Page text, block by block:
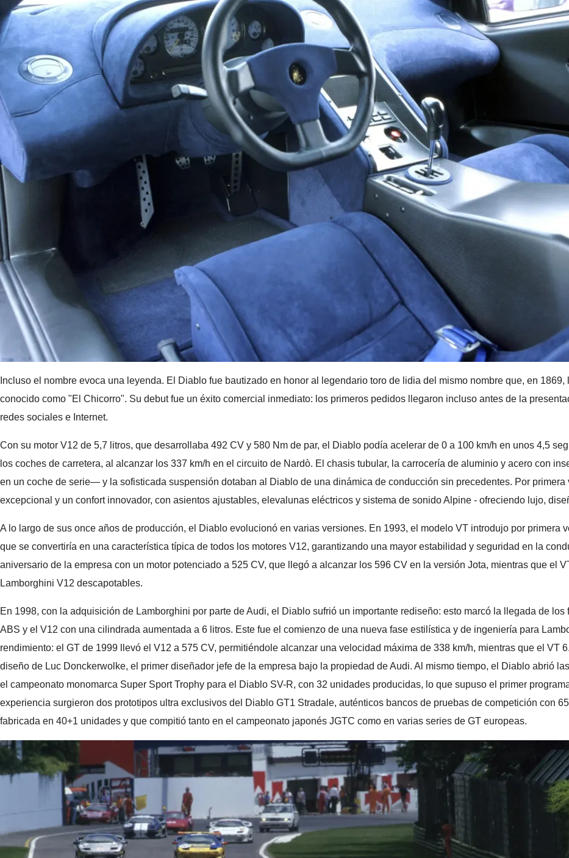
Incluso el nombre evoca una leyenda. El Diablo fue bautizado en honor al legendario toro de lidia del mismo nombre que, en
conocido como "El Chicorro". Su debut fue un éxito comercial inmediato: los primeros pedidos llegaron incluso antes de la
redes sociales e Internet.
Con su motor V12 de 5,7 litros, que desarrollaba 492 CV y 580 Nm de par, el Diablo podía acelerar de 0 a 100 km/h en unos 4,5
los coches de carretera, al alcanzar los 337 km/h en el circuito de Nardò. El chasis tubular, la carrocería de aluminio y acero con
en un coche de serie— y la sofisticada suspensión dotaban al Diablo de una dinámica de conducción sin precedentes. Por
excepcional y un confort innovador, con asientos ajustables, elevalunas eléctricos y sistema de sonido Alpine - ofreciendo lujo,
A lo largo de sus once años de producción, el Diablo evolucionó en varias versiones. En 1993, el modelo VT introdujo por primera
que se convertiría en una característica típica de todos los motores V12, garantizando una mayor estabilidad y seguridad en la
aniversario de la empresa con un motor potenciado a 525 CV, que llegó a alcanzar los 596 CV en la versión Jota, mientras que el
Lamborghini V12 descapotables.
En 1998, con la adquisición de Lamborghini por parte de Audi, el Diablo sufrió un importante rediseño: esto marcó la llegada de
ABS y el V12 con una cilindrada aumentada a 6 litros. Este fue el comienzo de una nueva fase estilística y de ingeniería para
rendimiento: el GT de 1999 llevó el V12 a 575 CV, permitiéndole alcanzar una velocidad máxima de 338 km/h, mientras que el VT
diseño de Luc Donckerwolke, el primer diseñador jefe de la empresa bajo la propiedad de Audi. Al mismo tiempo, el Diablo abrió
el campeonato monomarca Super Sport Trophy para el Diablo SV-R, con 32 unidades producidas, lo que supuso el primer
experiencia surgieron dos prototipos ultra exclusivos del Diablo GT1 Stradale, auténticos bancos de pruebas de competición con
fabricada en 40+1 unidades y que compitió tanto en el campeonato japonés JGTC como en varias series de GT europeas.